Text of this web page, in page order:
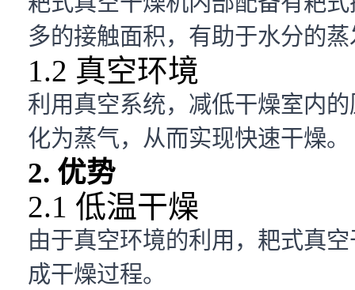
多的接触面积，有助于水分的
1.2 真空环境
利用真空系统，减低干燥室内
化为蒸气，从而实现快速干燥。
2. 优势
2.1 低温干燥
由于真空环境的利用，耙式真
成干燥过程。